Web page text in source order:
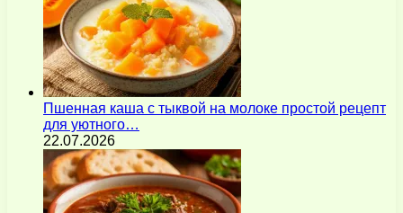
Пшенная каша с тыквой на молоке простой рецепт
для уютного…
22.07.2026